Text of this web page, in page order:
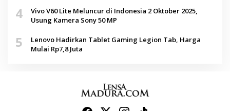
4
Vivo V60 Lite Meluncur di Indonesia 2 Oktober 2025,
Usung Kamera Sony 50 MP
5
Lenovo Hadirkan Tablet Gaming Legion Tab, Harga
Mulai Rp7,8 Juta